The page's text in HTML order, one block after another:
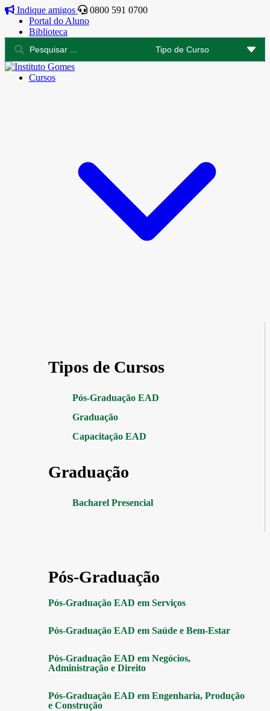
Indique amigos
0800 591 0700
Portal do Aluno
Biblioteca
Cursos
Tipos de Cursos
Pós-Graduação EAD
Graduação
Capacitação EAD
Graduação
Bacharel Presencial
Pós-Graduação
Pós-Graduação EAD em Serviços
Pós-Graduação EAD em Saúde e Bem-Estar
Pós-Graduação EAD em Negócios,
Administração e Direito
Pós-Graduação EAD em Engenharia, Produção
e Construção